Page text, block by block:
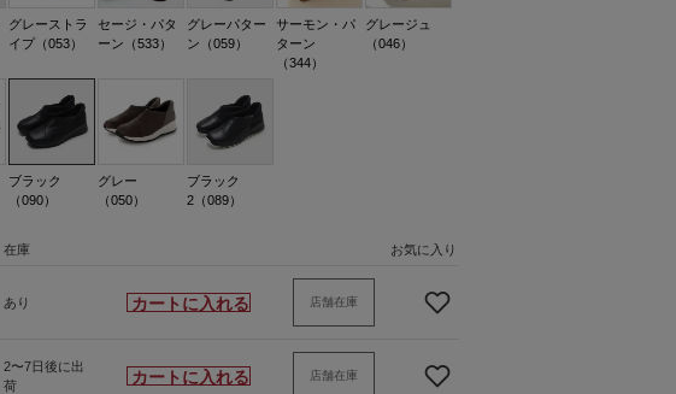
グレーストラ
イプ（053）
セージ・パタ
ーン（533）
グレーパター
ン（059）
サーモン・パ
ターン
（344）
グレージュ
（046）
ブラック
（090）
グレー
（050）
ブラック
2（089）
在庫 お気に入り
あり カートに入れる 店舗在庫
2〜7日後に出
荷
カートに入れる 店舗在庫